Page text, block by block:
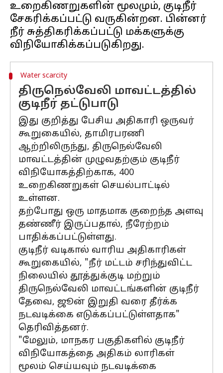
உறைகிணறுகளின் மூலமும், குடிநீர்
சேகரிக்கப்பட்டு வருகின்றன. பின்னர்
நீர் சுத்திகரிக்கப்பட்டு மக்களுக்கு
Water scarcity
திருநெல்வேலி மாவட்டத்தில்
குடிநீர் தட்டுபாடு
இது குறித்து பேசிய அதிகாரி ஒருவர்
கூறுகையில், தாமிரபரணி
ஆற்றிலிருந்து, திருநெல்வேலி
மாவட்டத்தின் முழுவதற்கும் குடிநீர்
விநியோகத்திற்காக, 400
உறைகிணறுகள் செயல்பாட்டில்
உள்ளன.
தற்போது ஒரு மாதமாக குறைந்த அளவு
தண்ணீர் இருப்பதால், நீரேற்றம்
பாதிக்கப்பட்டுள்ளது.
குடிநீர் வடிகால் வாரிய அதிகாரிகள்
கூறுகையில், "நீர் மட்டம் சரிந்துவிட்ட
நிலையில் தூத்துக்குடி மற்றும்
திருநெல்வேலி மாவட்டங்களின் குடிநீர்
தேவை, ஜூன் இறுதி வரை தீர்க்க
நடவடிக்கை எடுக்கப்பட்டுள்ளதாக"
தெரிவித்தனர்.
"மேலும், மாநகர பகுதிகளில் குடிநீர்
விநியோகத்தை அதிகம் லாரிகள்
மூலம் செய்யவும் நடவடிக்கை